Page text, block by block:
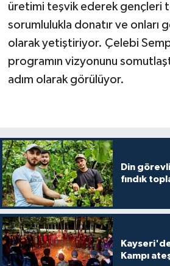
üretimi teşvik ederek gençleri
sorumlulukla donatır ve onları
olarak yetiştiriyor. Çelebi
programın vizyonunu
adım olarak görülüyor.
Din
fındık
Kampı